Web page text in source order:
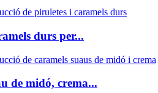
durs per...
de midó, crema...